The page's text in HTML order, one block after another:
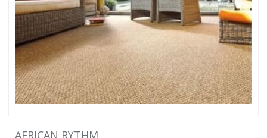
AFRICAN RYTHM